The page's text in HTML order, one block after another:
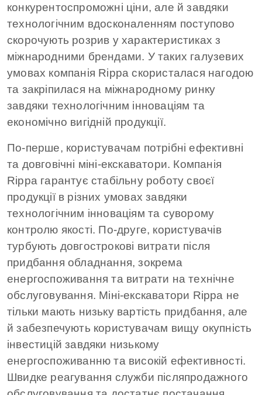
конкурентоспроможні ціни, але й завдяки
технологічним вдосконаленням поступово
скорочують розрив у характеристиках з
міжнародними брендами. У таких галузевих
умовах компанія Rippa скористалася нагодою
та закріпилася на міжнародному ринку
завдяки технологічним інноваціям та
економічно вигідній продукції.
По-перше, користувачам потрібні ефективні
та довговічні міні-екскаватори. Компанія
Rippa гарантує стабільну роботу своєї
продукції в різних умовах завдяки
технологічним інноваціям та суворому
контролю якості. По-друге, користувачів
турбують довгострокові витрати після
придбання обладнання, зокрема
енергоспоживання та витрати на технічне
обслуговування. Міні-екскаватори Rippa не
тільки мають низьку вартість придбання, але
й забезпечують користувачам вищу окупність
інвестицій завдяки низькому
енергоспоживанню та високій ефективності.
Швидке реагування служби післяпродажного